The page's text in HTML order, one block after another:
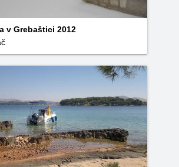
v Grebaštici 2012